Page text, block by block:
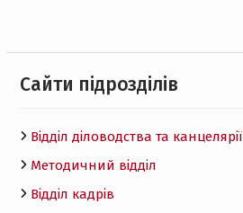
Cайти підрозділів
Відділ діловодства та канцелярії
Методичний відділ
Відділ кадрів